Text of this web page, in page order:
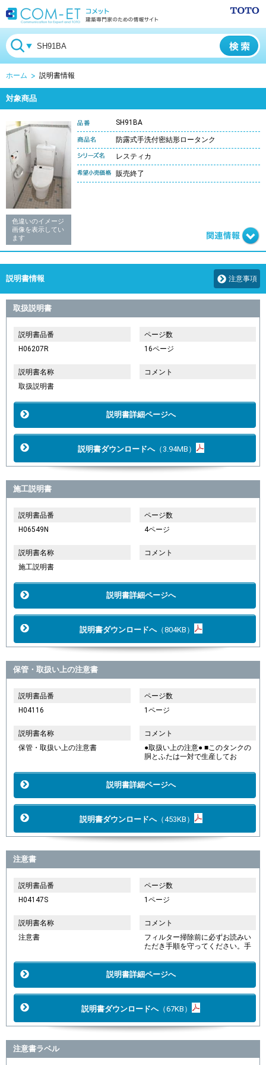
ホーム 説明書情報
対象商品
色違いのイメージ
画像を表示してい
ます
SH91BA
防露式手洗付密結形ロータンク
レスティカ
販売終了
説明書情報 注意事項
取扱説明書
説明書品番
H06207R
ページ数
16ページ
説明書名称
取扱説明書
コメント
説明書詳細ページへ
説明書ダウンロードへ（3.94MB）
施工説明書
説明書品番
H06549N
ページ数
4ページ
説明書名称
施工説明書
コメント
説明書詳細ページへ
説明書ダウンロードへ（804KB）
保管・取扱い上の注意書
説明書品番
H04116
ページ数
1ページ
説明書名称
保管・取扱い上の注意書
コメント
●取扱い上の注意● ■このタンクの
胴とふたは一対で生産してお
説明書詳細ページへ
説明書ダウンロードへ（453KB）
注意書
説明書品番
H04147S
ページ数
1ページ
説明書名称
注意書
コメント
フィルター掃除前に必ずお読みい
ただき手順を守ってください。手
説明書詳細ページへ
説明書ダウンロードへ（67KB）
注意書ラベル